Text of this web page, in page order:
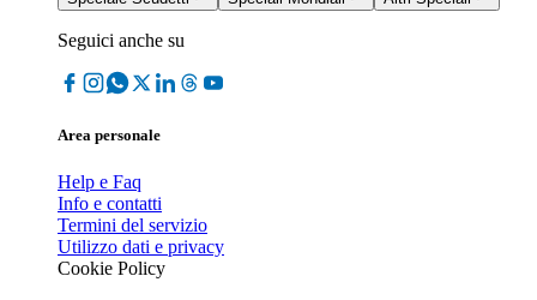
Seguici anche su
Area personale
Help e Faq
Info e contatti
Termini del servizio
Utilizzo dati e privacy
Cookie Policy